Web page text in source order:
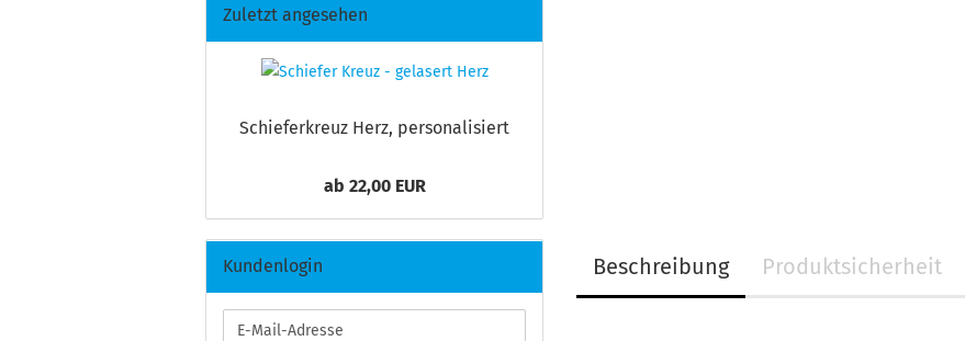
Beschreibung Produktsicherheit
Zuletzt angesehen
Schie­fer­kreuz Herz, per­so­na­li­siert
ab 22,00 EUR
Kundenlogin
E-